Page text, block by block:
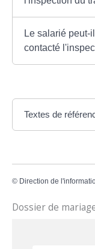
Le salarié peut-
contacté
Textes de
© Direction de
Dossier de